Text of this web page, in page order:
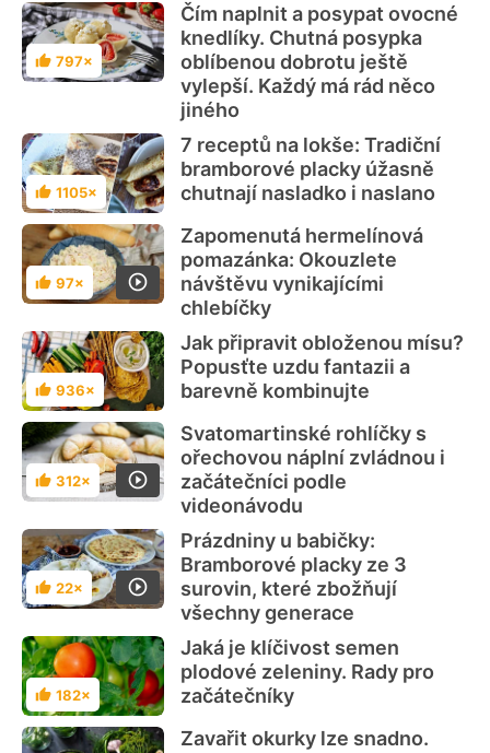
Hodnocení
797×
Čím naplnit a posypat ovocné
knedlíky. Chutná posypka
oblíbenou dobrotu ještě
vylepší. Každý má rád něco
jiného
Hodnocení
1105×
7 receptů na lokše: Tradiční
bramborové placky úžasně
chutnají nasladko i naslano
Hodnocení
97×
Zapomenutá hermelínová
pomazánka: Okouzlete
návštěvu vynikajícími
chlebíčky
Hodnocení
936×
Jak připravit obloženou mísu?
Popusťte uzdu fantazii a
barevně kombinujte
Hodnocení
312×
Svatomartinské rohlíčky s
ořechovou náplní zvládnou i
začátečníci podle
videonávodu
Hodnocení
22×
Prázdniny u babičky:
Bramborové placky ze 3
surovin, které zbožňují
všechny generace
Hodnocení
182×
Jaká je klíčivost semen
plodové zeleniny. Rady pro
začátečníky
Zavařit okurky lze snadno.